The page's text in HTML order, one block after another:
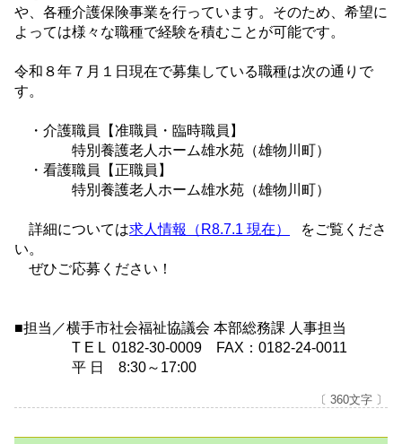
や、各種介護保険事業を行っています。そのため、希望に
よっては様々な職種で経験を積むことが可能です。
令和８年７月１日現在で募集している職種は次の通りで
す。
・介護職員【准職員・臨時職員】
特別養護老人ホーム雄水苑（雄物川町）
・看護職員【正職員】
特別養護老人ホーム雄水苑（雄物川町）
詳細については求人情報（R8.7.1 現在）
をご覧くださ
い。
ぜひご応募ください！
■担当／横手市社会福祉協議会 本部総務課 人事担当
T E L 0182-30-0009 FAX：0182-24-0011
平 日 8:30～17:00
〔 360文字 〕